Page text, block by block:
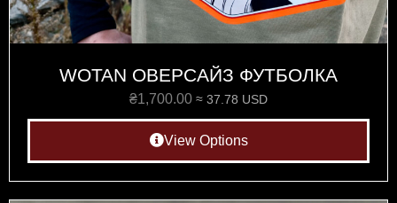
WOTAN ОВЕРСАЙЗ ФУТБОЛКА
₴1,700.00 ≈ 37.78 USD
View Options